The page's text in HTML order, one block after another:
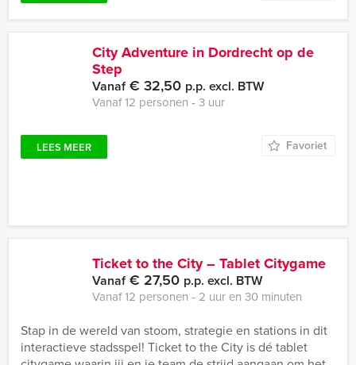
City Adventure in Dordrecht op de
Step
Vanaf€ 32,50 p.p. excl. BTW
Vanaf 12 personen ‐ 3 uur
LEES MEER Favoriet
Ticket to the City – Tablet Citygame
Vanaf€ 27,50 p.p. excl. BTW
Vanaf 12 personen ‐ 2 uur en 30 minuten
Stap in de wereld van stoom, strategie en stations in dit
interactieve stadsspel! Ticket to the City is dé tablet